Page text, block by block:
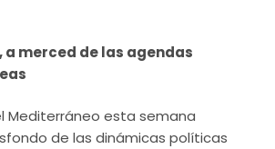
a merced de las agendas
Mediterráneo esta semana
de las dinámicas políticas